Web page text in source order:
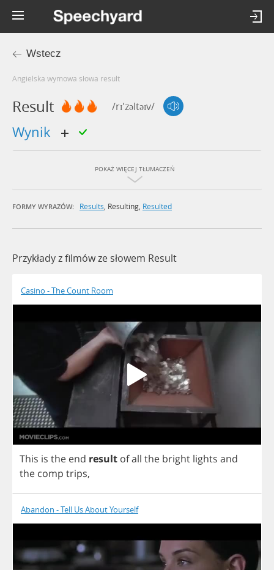
Wstecz
Angielska wymowa słowa result
Result /rɪ'zəltəɪv/
wynik
POKAŻ WIĘCEJ TŁUMACZEŃ
FORMY WYRAZÓW: Results, Resulting, Resulted
Przykłady z filmów ze słowem Result
Casino - The Count Room
This is the end result ofall the bright lights and
the comp trips,
Abandon - Tell Us About Yourself